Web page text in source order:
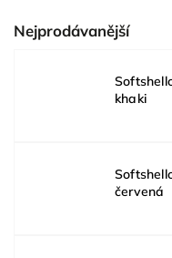
Nejprodávanější
khaki
červená